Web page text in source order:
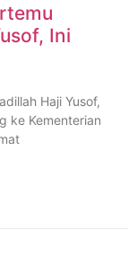
Ini
Haji Yusof,
ke Kementerian